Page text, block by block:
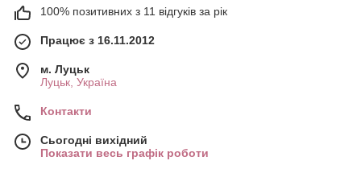
100% позитивних з 11 відгуків за рік
Працює з 16.11.2012
м. Луцьк
Луцьк, Україна
Контакти
Сьогодні вихідний
Показати весь графік роботи